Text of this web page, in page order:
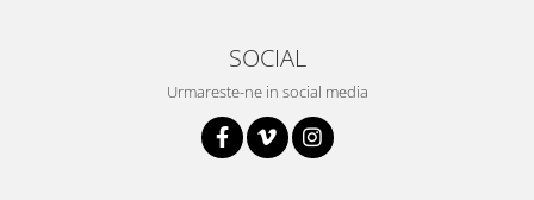
SOCIAL
Urmareste-ne in social media